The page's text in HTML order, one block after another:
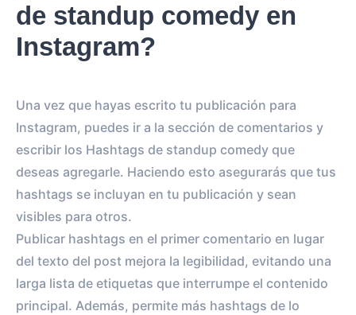
de standup comedy en
Instagram?
Una vez que hayas escrito tu publicación para
Instagram, puedes ir a la sección de comentarios y
escribir los Hashtags de standup comedy que
deseas agregarle. Haciendo esto asegurarás que tus
hashtags se incluyan en tu publicación y sean
visibles para otros.
Publicar hashtags en el primer comentario en lugar
del texto del post mejora la legibilidad, evitando una
larga lista de etiquetas que interrumpe el contenido
principal. Además, permite más hashtags de lo